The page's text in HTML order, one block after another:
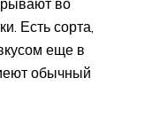
Есть сорта,
еще в
обычный